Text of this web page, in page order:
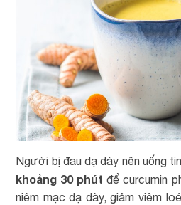
Người bị đau dạ dày nên uống
khoảng 30 phút để curcumin
niêm mạc dạ dày, giảm viêm